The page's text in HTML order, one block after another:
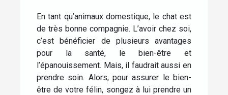
En tant qu’animaux domestique, le chat est
de très bonne compagnie. L’avoir chez soi,
c’est bénéficier de plusieurs avantages
pour la santé, le bien-être et
l’épanouissement. Mais, il faudrait aussi en
prendre soin. Alors, pour assurer le bien-
être de votre félin, songez à lui prendre un